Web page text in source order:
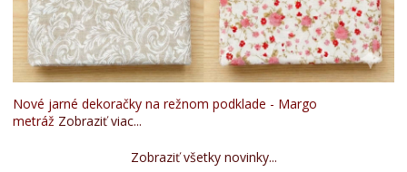
Nové jarné dekoračky na režnom podklade - Margo
metráž Zobraziť viac...
Zobraziť všetky novinky...